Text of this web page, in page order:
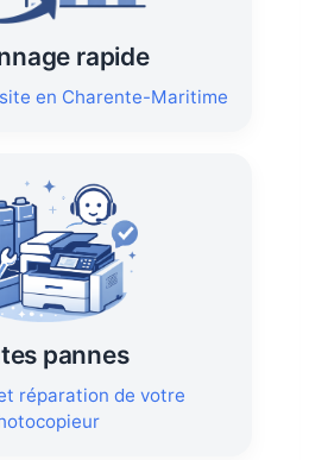
rapide
en Charente-Maritime
pannes
réparation de votre